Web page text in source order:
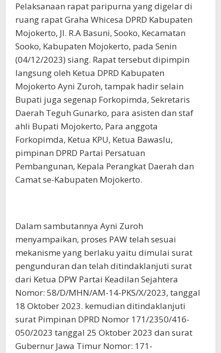
Pelaksanaan rapat paripurna yang digelar di
ruang rapat Graha Whicesa DPRD Kabupaten
Mojokerto, Jl. R.A Basuni, Sooko, Kecamatan
Sooko, Kabupaten Mojokerto, pada Senin
(04/12/2023) siang. Rapat tersebut dipimpin
langsung oleh Ketua DPRD Kabupaten
Mojokerto Ayni Zuroh, tampak hadir selain
Bupati juga segenap Forkopimda, Sekretaris
Daerah Teguh Gunarko, para asisten dan staf
ahli Bupati Mojokerto, Para anggota
Forkopimda, Ketua KPU, Ketua Bawaslu,
pimpinan DPRD Partai Persatuan
Pembangunan, Kepala Perangkat Daerah dan
Camat se-Kabupaten Mojokerto.
Dalam sambutannya Ayni Zuroh
menyampaikan, proses PAW telah sesuai
mekanisme yang berlaku yaitu dimulai surat
pengunduran dan telah ditindaklanjuti surat
dari Ketua DPW Partai Keadilan Sejahtera
Nomor: 58/D/MHN/AM-14-PKS/X/2023, tanggal
18 Oktober 2023. kemudian ditindaklanjuti
surat Pimpinan DPRD Nomor 171/2350/416-
050/2023 tanggal 25 Oktober 2023 dan surat
Gubernur Jawa Timur Nomor: 171-